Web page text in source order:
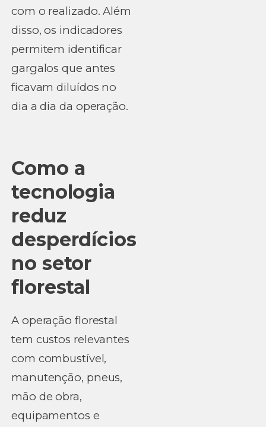
com o realizado. Além
disso, os indicadores
permitem identificar
gargalos que antes
ficavam diluídos no
dia a dia da operação.
Como a
tecnologia
reduz
desperdícios
no setor
florestal
A operação florestal
tem custos relevantes
com combustível,
manutenção, pneus,
mão de obra,
equipamentos e